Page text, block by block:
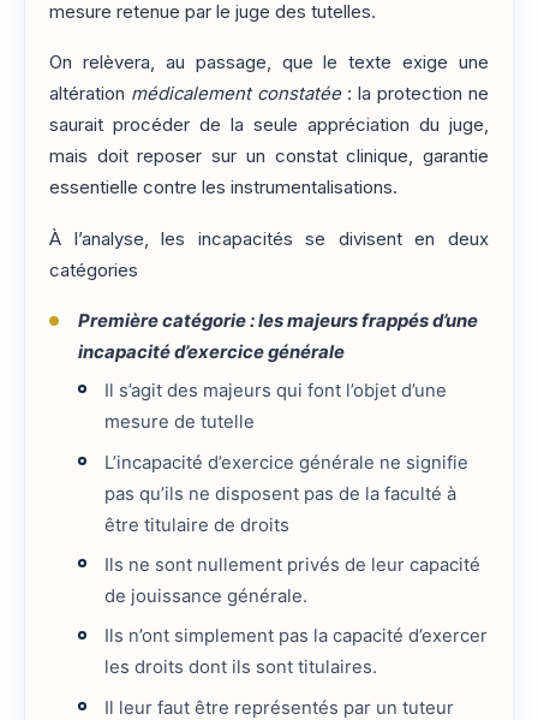
mesure retenue par le juge des tutelles.
On relèvera, au passage, que le texte exige une
altération médicalement constatée: la protection ne
saurait procéder de la seule appréciation du juge,
mais doit reposer sur un constat clinique, garantie
essentielle contre les instrumentalisations.
À l’analyse, les incapacités se divisent en deux
catégories
Première catégorie : les majeurs frappés d’une
incapacité d’exercice générale
Il s’agit des majeurs qui font l’objet d’une
mesure de tutelle
L’incapacité d’exercice générale ne signifie
pas qu’ils ne disposent pas de la faculté à
être titulaire de droits
Ils ne sont nullement privés de leur capacité
de jouissance générale.
Ils n’ont simplement pas la capacité d’exercer
les droits dont ils sont titulaires.
Il leur faut être représentés par un tuteur